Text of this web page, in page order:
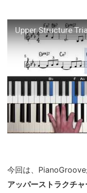
Upper Structure
今回は、
アッパーストラクチャ